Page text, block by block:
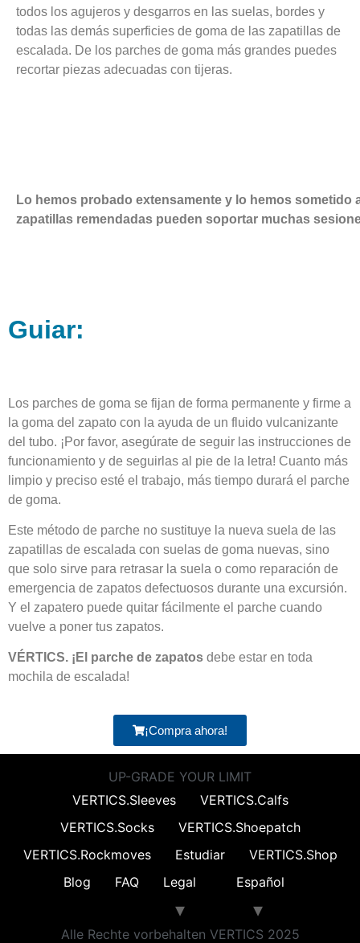
todos los agujeros y desgarros en las suelas, bordes y
todas las demás superficies de goma de las zapatillas de
escalada. De los parches de goma más grandes puedes
recortar piezas adecuadas con tijeras.
Lo hemos probado extensamente y lo hemos
zapatillas remendadas pueden soportar muchas
Guiar:
Los parches de goma se fijan de forma permanente y firme a
la goma del zapato con la ayuda de un fluido vulcanizante
del tubo. ¡Por favor, asegúrate de seguir las instrucciones de
funcionamiento y de seguirlas al pie de la letra! Cuanto más
limpio y preciso esté el trabajo, más tiempo durará el parche
de goma.
Este método de parche no sustituye la nueva suela de las
zapatillas de escalada con suelas de goma nuevas, sino
que solo sirve para retrasar la suela o como reparación de
emergencia de zapatos defectuosos durante una excursión.
Y el zapatero puede quitar fácilmente el parche cuando
vuelve a poner tus zapatos.
VÉRTICS. ¡El parche de zapatos debe estar en toda
mochila de escalada!
¡Compra ahora!
UP-GRADE YOUR LIMIT
VERTICS.Sleeves
VERTICS.Calfs
VERTICS.Socks
VERTICS.Shoepatch
VERTICS.Rockmoves
Estudiar
VERTICS.Shop
Blog
FAQ Legal Español
Alle Rechte vorbehalten VERTICS 2025